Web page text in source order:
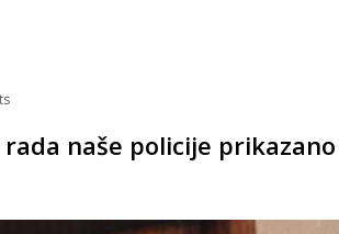
naše policije